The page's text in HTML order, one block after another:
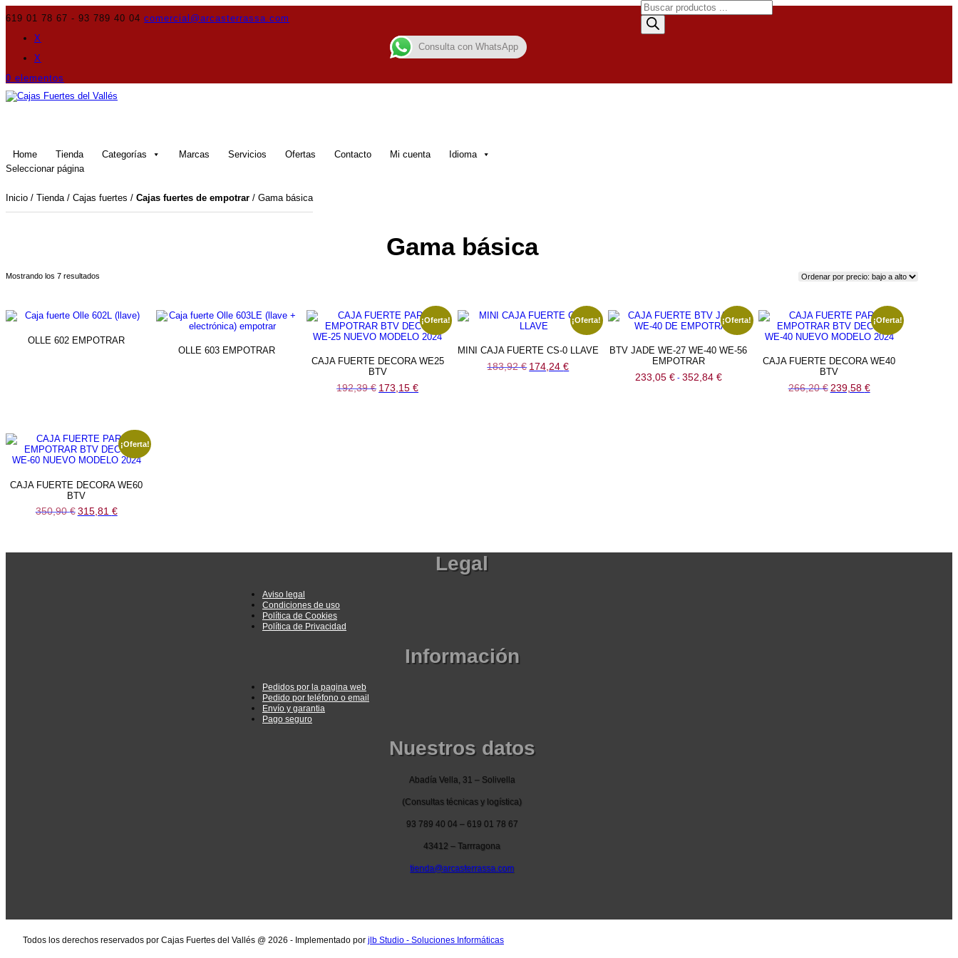
619 01 78 67 - 93 789 40 04 comercial@arcasterrassa.com
X
X
0 elementos
Home Tienda Categorías Marcas Servicios Ofertas Contacto Mi cuenta
Idioma
Seleccionar página
Búsqueda
de
productos
Inicio / Tienda/ Cajas fuertes / Cajas fuertes de empotrar / Gama básica
Gama básica
Mostrando los 7 resultados
alto
OLLE 602 EMPOTRAR
OLLE 603 EMPOTRAR
¡Oferta!
CAJA FUERTE DECORA WE25
BTV
192,39€ El
precio
173,15€El
precio
¡Oferta!
MINI CAJA FUERTE CS-0 LLAVE
183,92€ El
precio
174,24€El
precio
¡Oferta!
BTV JADE WE-27 WE-40 WE-56
EMPOTRAR
233,05 € - 352,84 €Rango
de
¡Oferta!
CAJA FUERTE DECORA WE40
BTV
266,20€ El
precio
239,58 €El
precio
¡Oferta!
CAJA FUERTE DECORA WE60
BTV
350,90€ El
precio
315,81 €El
precio
Legal
Aviso legal
Condiciones de uso
Política de Cookies
Política de Privacidad
Información
Pedidos por la pagina web
Pedido por teléfono o email
Envío y garantia
Pago seguro
Nuestros datos
Abadía Vella, 31 – Solivella
(Consultas técnicas y logística)
93 789 40 04 – 619 01 78 67
43412 – Tarrragona
tienda@arcasterrassa.com
Todos los derechos reservados por Cajas Fuertes del Vallés @ 2026 - Implementado por jlb Studio - Soluciones Informáticas
Consulta con WhatsApp